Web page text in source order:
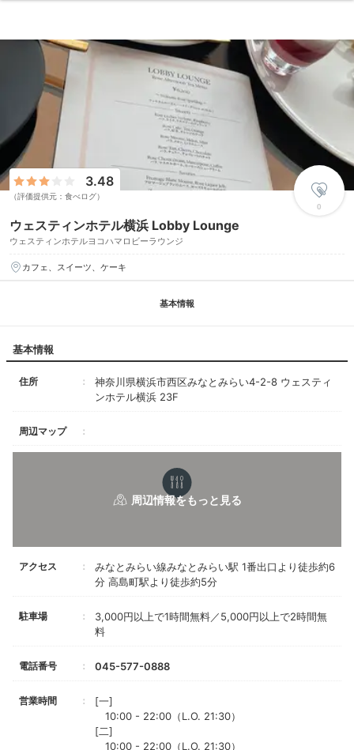
ウェスティンホテル横浜 Lobby Lounge
ウェスティンホテルヨコハマロビーラウンジ
3.48
（評価提供元：食べログ）
0
カフェ、スイーツ、ケーキ
基本情報
基本情報
住所
神奈川県横浜市西区みなとみらい4-2-8 ウェスティ
ンホテル横浜 23F
周辺マップ
アクセス
みなとみらい線みなとみらい駅 1番出口より徒歩約6
分 高島町駅より徒歩約5分
駐車場
3,000円以上で1時間無料／5,000円以上で2時間無
料
電話番号 045-577-0888
営業時間
[一]
10:00 - 22:00（L.O. 21:30）
[二]
10:00 - 22:00（L.O. 21:30）